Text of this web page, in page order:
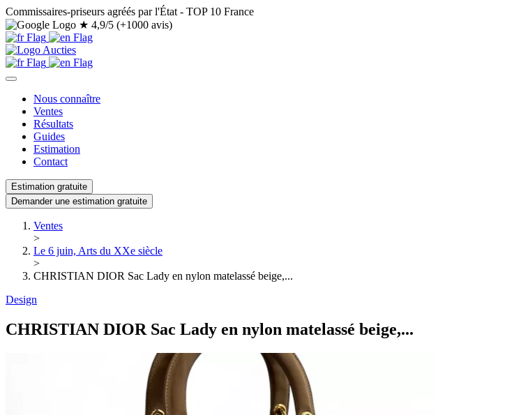
Commissaires-priseurs agréés par l'État - TOP 10 France
★ 4,9/5 (+1000 avis)
Nous connaître
Ventes
Résultats
Guides
Estimation
Contact
Estimation gratuite
Demander une estimation gratuite
Ventes
>
Le 6 juin, Arts du XXe siècle
>
CHRISTIAN DIOR Sac Lady en nylon matelassé beige,...
Design
CHRISTIAN DIOR Sac Lady en nylon matelassé beige,...